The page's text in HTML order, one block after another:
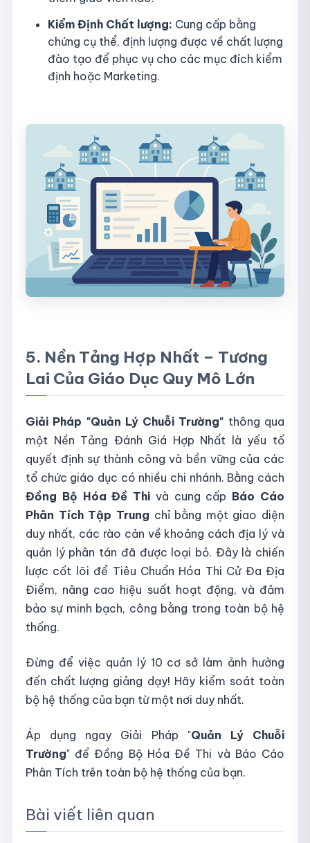
Kiểm Định Chất lượng: Cung cấp bằng
chứng cụ thể, định lượng được về chất lượng
đào tạo để phục vụ cho các mục đích kiểm
định hoặc Marketing.
5. Nền Tảng Hợp Nhất – Tương
Lai Của Giáo Dục Quy Mô Lớn
Giải Pháp "Quản Lý Chuỗi Trường" thông qua
một Nền Tảng Đánh Giá Hợp Nhất là yếu tố
quyết định sự thành công và bền vững của các
tổ chức giáo dục có nhiều chi nhánh. Bằng cách
Đồng Bộ Hóa Đề Thi và cung cấp Báo Cáo
Phân Tích Tập Trung chỉ bằng một giao diện
duy nhất, các rào cản về khoảng cách địa lý và
quản lý phân tán đã được loại bỏ. Đây là chiến
lược cốt lõi để Tiêu Chuẩn Hóa Thi Cử Đa Địa
Điểm, nâng cao hiệu suất hoạt động, và đảm
bảo sự minh bạch, công bằng trong toàn bộ hệ
thống.
Đừng để việc quản lý 10 cơ sở làm ảnh hưởng
đến chất lượng giảng dạy! Hãy kiểm soát toàn
bộ hệ thống của bạn từ một nơi duy nhất.
Áp dụng ngay Giải Pháp "Quản Lý Chuỗi
Trường" để Đồng Bộ Hóa Đề Thi và Báo Cáo
Phân Tích trên toàn bộ hệ thống của bạn.
Bài viết liên quan